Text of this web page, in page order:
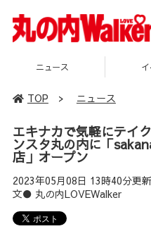
イベント
TOP > ニュース
エキナカで気軽にテイ
ンスタ丸の内に「
店」オープン
2023年05月08日 13時40分更新
文● 丸の内LOVEWalker